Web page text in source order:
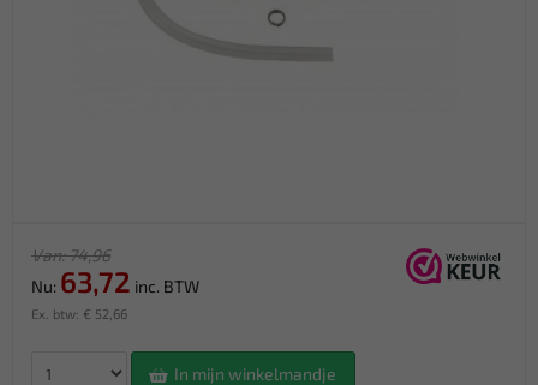
Van: 74,96
Nu: 63,72 inc. BTW
Ex. btw: € 52,66
In mijn winkelmandje